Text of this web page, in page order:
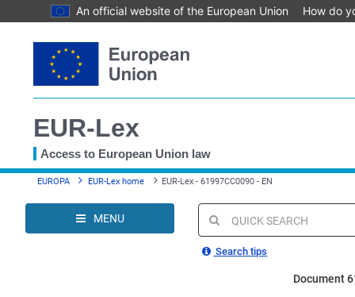
An official website of the European Union How do
to
content
EUR-Lex
Access to European Union law
You
here
EUROPA EUR-Lex home EUR-Lex - 61997CC0090 - EN
MENU
Quick
search
Search tips
Document